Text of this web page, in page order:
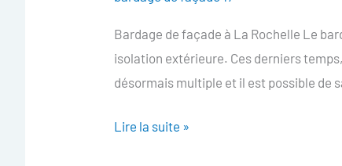
Bardage de façade à La Rochelle Le
isolation extérieure. Ces derniers
désormais multiple et il est possible de
La
Rochelle
Lire la suite »